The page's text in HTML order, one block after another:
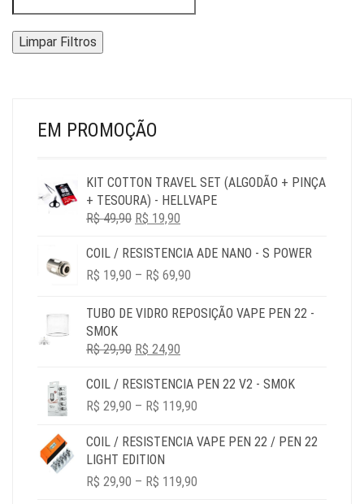
Limpar Filtros
EM PROMOÇÃO
KIT COTTON TRAVEL SET (ALGODÃO + PINÇA
+ TESOURA) - HELLVAPE
R$49,90 O
ORIGINAL
ERA:
R$ 19,90
ATUAL
É:
COIL / RESISTENCIA ADE NANO - S POWER
R$ 19,90 – R$ 69,90
R$ 19,90
THROUGH
TUBO DE VIDRO REPOSIÇÃO VAPE PEN 22 -
SMOK
R$29,90 O
ORIGINAL
ERA:
R$ 24,90
ATUAL
É:
COIL / RESISTENCIA PEN 22 V2 - SMOK
R$ 29,90 – R$ 119,90
R$ 29,90
COIL / RESISTENCIA VAPE PEN 22 / PEN 22
LIGHT EDITION
R$ 29,90 – R$ 119,90